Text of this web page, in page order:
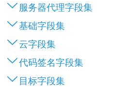
服务器代理字段集
基础字段集
云字段集
代码签名字段集
目标字段集